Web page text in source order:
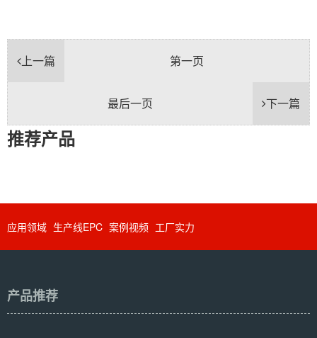
上一篇 第一页
下一篇
最后一页
推荐产品
应用领域 生产线EPC 案例视频 工厂实力
产品推荐